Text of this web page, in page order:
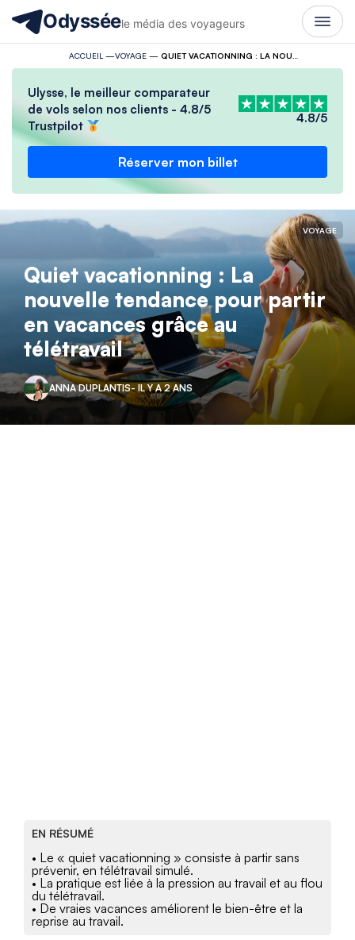
Odysséele média des voyageurs
ACCUEIL —VOYAGE—
Ulysse, le meilleur comparateur
de vols selon nos clients - 4.8/5
Trustpilot
4.8/5
Réserver mon billet
VOYAGE
Quiet vacationning : La
nouvelle tendance pour partir
en vacances grâce au
télétravail
ANNA DUPLANTIS- IL Y A 2 ANS
EN RÉSUMÉ
• Le « quiet vacationning » consiste à partir sans
prévenir, en télétravail simulé.
• La pratique est liée à la pression au travail et au flou
du télétravail.
• De vraies vacances améliorent le bien-être et la
reprise au travail.